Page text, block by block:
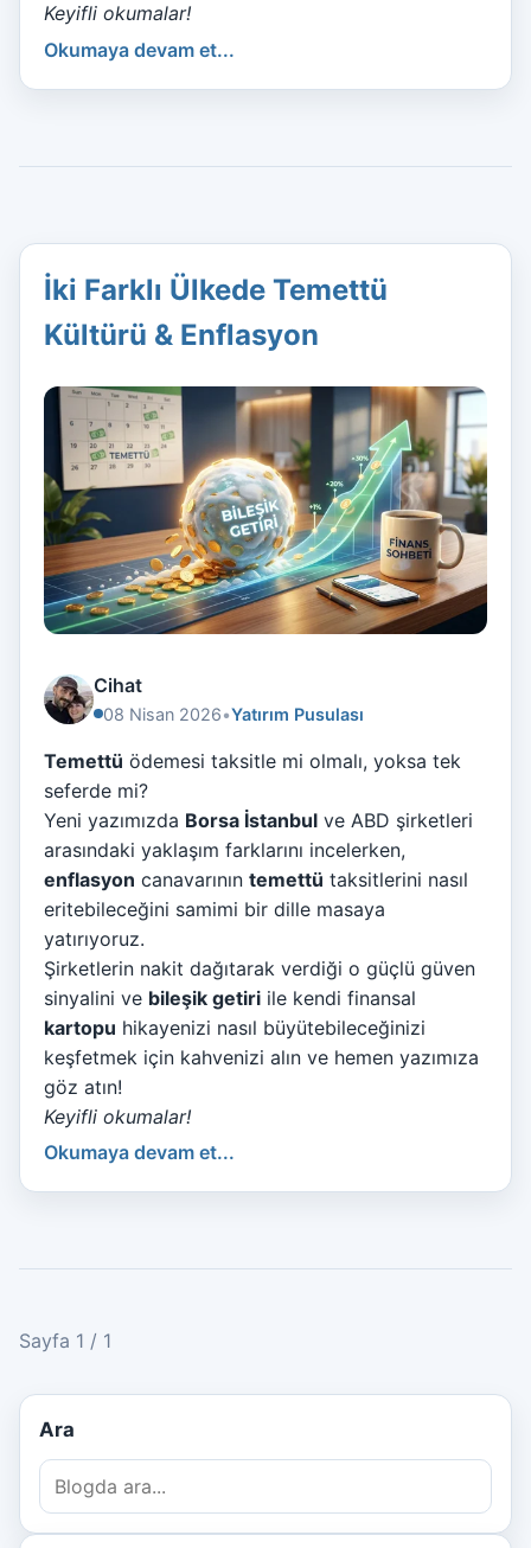
Keyifli okumalar!
Okumaya devam et...
İki Farklı Ülkede Temettü
Kültürü & Enflasyon
Cihat
08 Nisan 2026•Yatırım Pusulası
Temettü ödemesi taksitle mi olmalı, yoksa tek
seferde mi?
Yeni yazımızda Borsa İstanbul ve ABD şirketleri
arasındaki yaklaşım farklarını incelerken,
enflasyon canavarının temettü taksitlerini nasıl
eritebileceğini samimi bir dille masaya
yatırıyoruz.
Şirketlerin nakit dağıtarak verdiği o güçlü güven
sinyalini ve bileşik getiri ile kendi finansal
kartopu hikayenizi nasıl büyütebileceğinizi
keşfetmek için kahvenizi alın ve hemen yazımıza
göz atın!
Keyifli okumalar!
Okumaya devam et...
Sayfa 1 / 1
Ara